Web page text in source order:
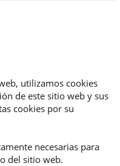
utilizamos cookies
de este sitio web y sus
cookies por su
necesarias para
del sitio web.